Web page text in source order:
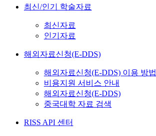
최신/인기 학술자료
최신자료
인기자료
해외자료신청(E-DDS)
해외자료신청(E-DDS) 이용 방법
비용지원 서비스 안내
해외자료신청(E-DDS)
중국대학 자료 검색
RISS API 센터